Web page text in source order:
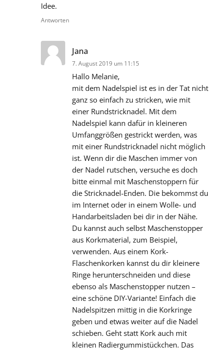
Idee.
Antworten
Jana
7. August 2019 um 11:15
Hallo Melanie,
mit dem Nadelspiel ist es in der Tat nicht
ganz so einfach zu stricken, wie mit
einer Rundstricknadel. Mit dem
Nadelspiel kann dafür in kleineren
Umfanggrößen gestrickt werden, was
mit einer Rundstricknadel nicht möglich
ist. Wenn dir die Maschen immer von
der Nadel rutschen, versuche es doch
bitte einmal mit Maschenstoppern für
die Stricknadel-Enden. Die bekommst du
im Internet oder in einem Wolle- und
Handarbeitsladen bei dir in der Nähe.
Du kannst auch selbst Maschenstopper
aus Korkmaterial, zum Beispiel,
verwenden. Aus einem Kork-
Flaschenkorken kannst du dir kleinere
Ringe herunterschneiden und diese
ebenso als Maschenstopper nutzen –
eine schöne DIY-Variante! Einfach die
Nadelspitzen mittig in die Korkringe
geben und etwas weiter auf die Nadel
schieben. Geht statt Kork auch mit
kleinen Radiergummistückchen. Das